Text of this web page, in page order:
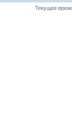
Текущее